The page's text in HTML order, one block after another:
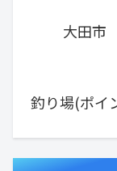
大田市
釣り場(ポイ